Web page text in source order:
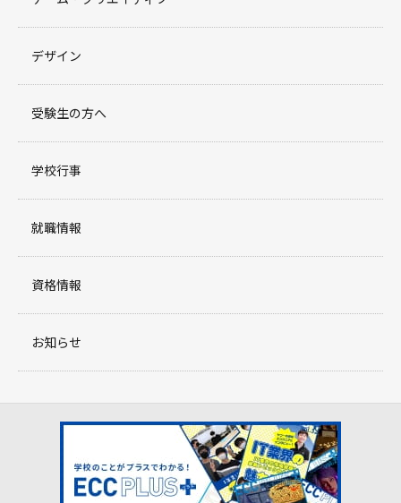
デザイン
受験生の方へ
学校行事
就職情報
資格情報
お知らせ